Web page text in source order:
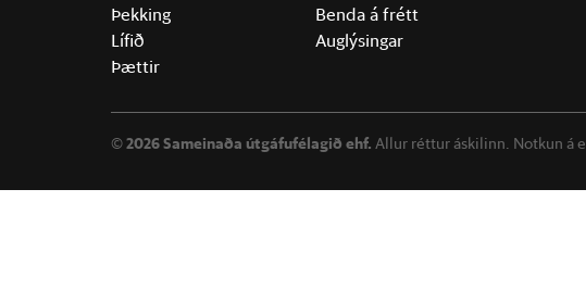
Þekking
Lífið
Þættir
Benda á frétt
Auglýsingar
©2026 Sameinaða útgáfufélagið ehf. Allur réttur áskilinn. Notkun á